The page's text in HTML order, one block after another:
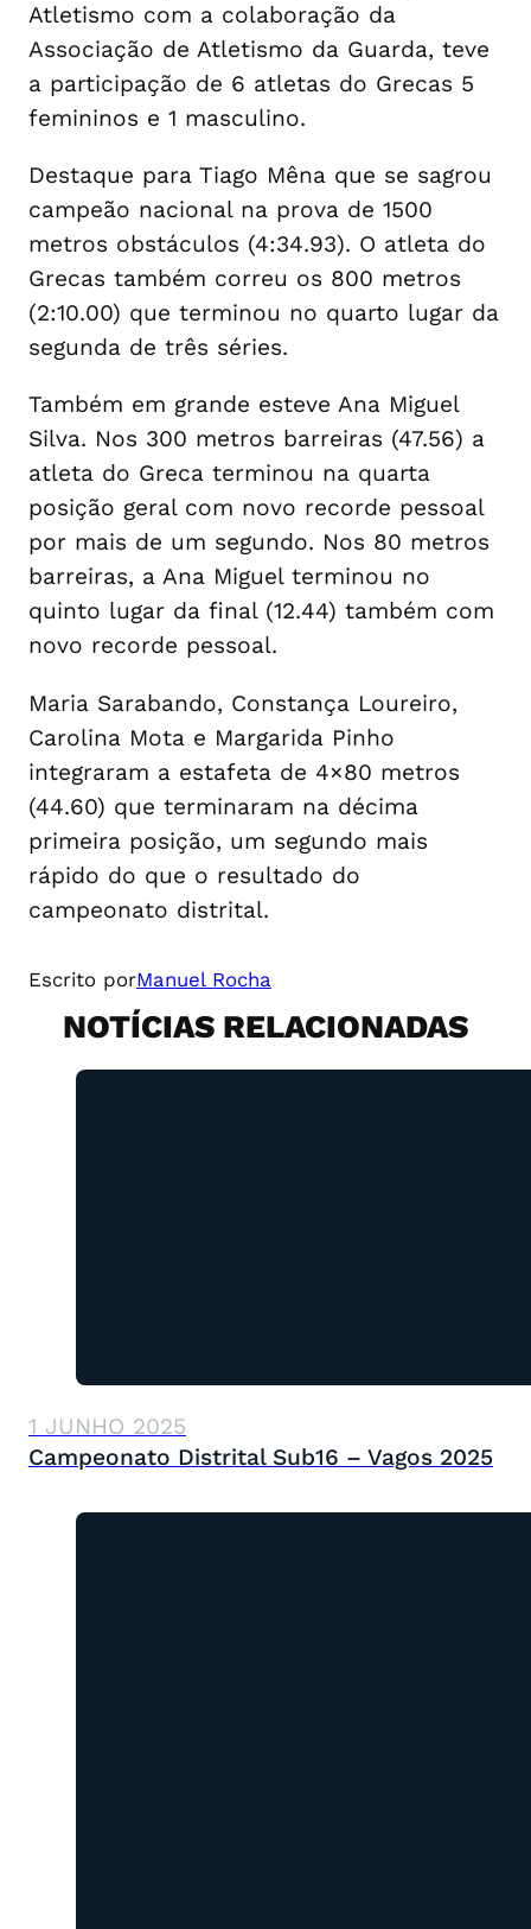
Atletismo com a colaboração da
Associação de Atletismo da Guarda, teve
a participação de 6 atletas do Grecas 5
femininos e 1 masculino.
Destaque para Tiago Mêna que se sagrou
campeão nacional na prova de 1500
metros obstáculos (4:34.93). O atleta do
Grecas também correu os 800 metros
(2:10.00) que terminou no quarto lugar da
segunda de três séries.
Também em grande esteve Ana Miguel
Silva. Nos 300 metros barreiras (47.56) a
atleta do Greca terminou na quarta
posição geral com novo recorde pessoal
por mais de um segundo. Nos 80 metros
barreiras, a Ana Miguel terminou no
quinto lugar da final (12.44) também com
novo recorde pessoal.
Maria Sarabando, Constança Loureiro,
Carolina Mota e Margarida Pinho
integraram a estafeta de 4×80 metros
(44.60) que terminaram na décima
primeira posição, um segundo mais
rápido do que o resultado do
campeonato distrital.
Escrito porManuel Rocha
NOTÍCIAS RELACIONADAS
1 JUNHO 2025
Campeonato Distrital Sub16 – Vagos 2025